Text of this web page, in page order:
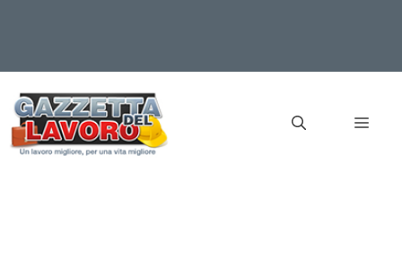
contenuto